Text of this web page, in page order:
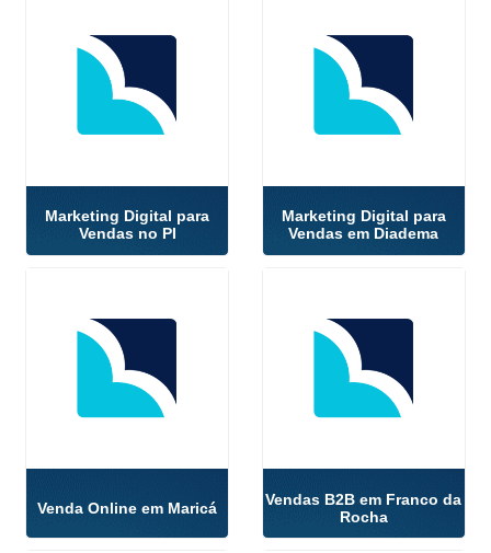
Marketing Digital para
Vendas no PI
Marketing Digital para
Vendas em Diadema
Venda Online em Maricá
Vendas B2B em Franco da
Rocha